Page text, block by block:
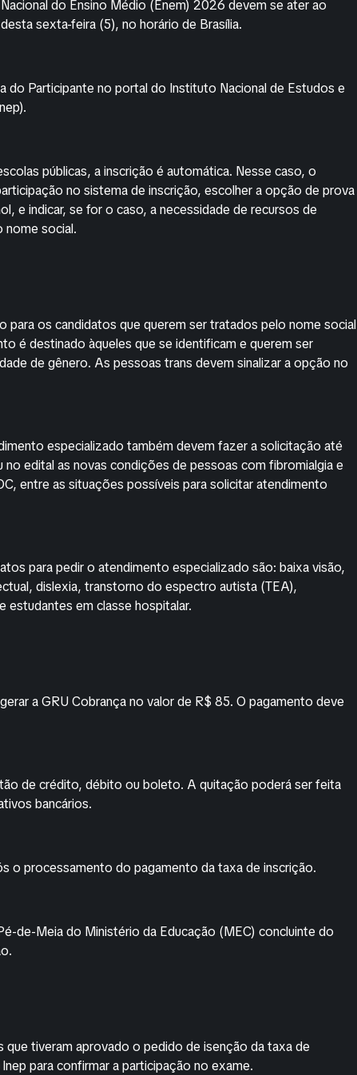
do Ensino Médio (Enem) 2026 devem se ater ao
sexta-feira (5), no horário de Brasília.
do Participante no portal do Instituto Nacional de Estudos e
públicas, a inscrição é automática. Nesse caso, o
no sistema de inscrição, escolher a opção de prova
e indicar, se for o caso, a necessidade de recursos de
nome social.
para os candidatos que querem ser tratados pelo nome social
é destinado àqueles que se identificam e querem ser
de gênero. As pessoas trans devem sinalizar a opção no
especializado também devem fazer a solicitação até
edital as novas condições de pessoas com fibromialgia e
entre as situações possíveis para solicitar atendimento
para pedir o atendimento especializado são: baixa visão,
dislexia, transtorno do espectro autista (TEA),
em classe hospitalar.
a GRU Cobrança no valor de R$ 85. O pagamento deve
de crédito, débito ou boleto. A quitação poderá ser feita
bancários.
o processamento do pagamento da taxa de inscrição.
de-Meia do Ministério da Educação (MEC) concluinte do
tiveram aprovado o pedido de isenção da taxa de
para confirmar a participação no exame.